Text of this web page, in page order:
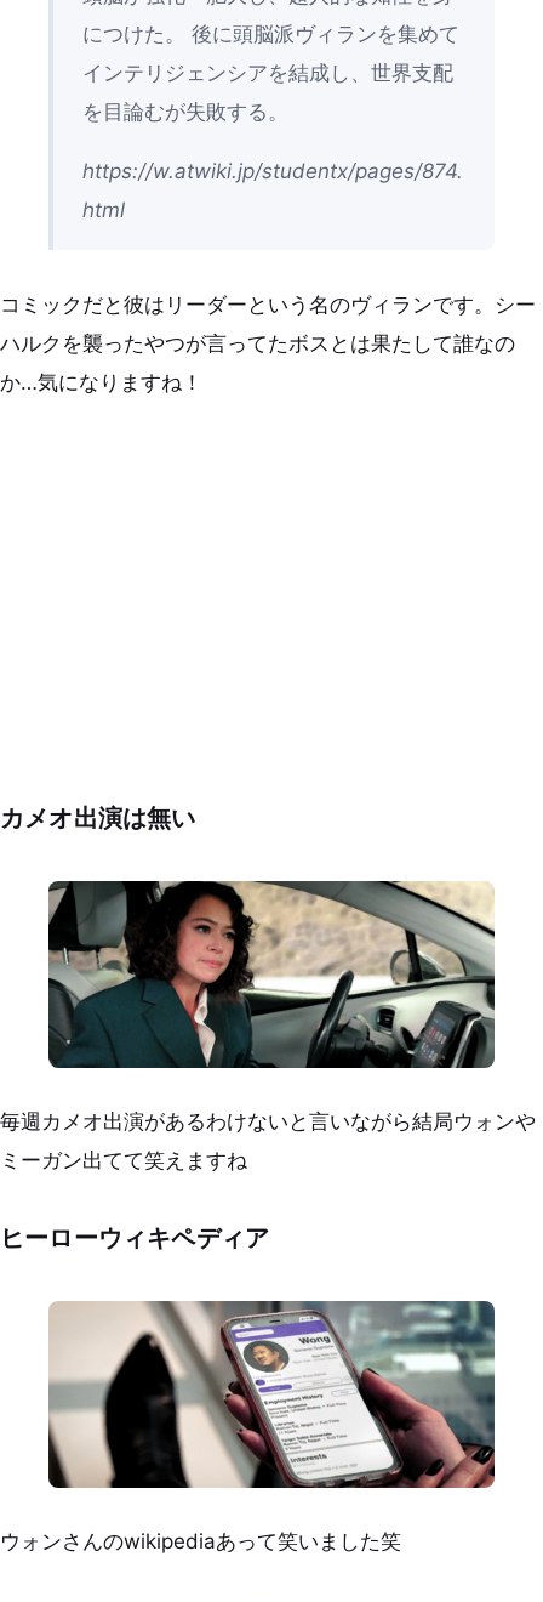
につけた。 後に頭脳派ヴィランを集めて
インテリジェンシアを結成し、世界支配
を目論むが失敗する。
https://w.atwiki.jp/studentx/pages/874.
html
コミックだと彼はリーダーという名のヴィランです。シー
ハルクを襲ったやつが言ってたボスとは果たして誰なの
か…気になりますね！
カメオ出演は無い
毎週カメオ出演があるわけないと言いながら結局ウォンや
ミーガン出てて笑えますね
ヒーローウィキペディア
ウォンさんのwikipediaあって笑いました笑